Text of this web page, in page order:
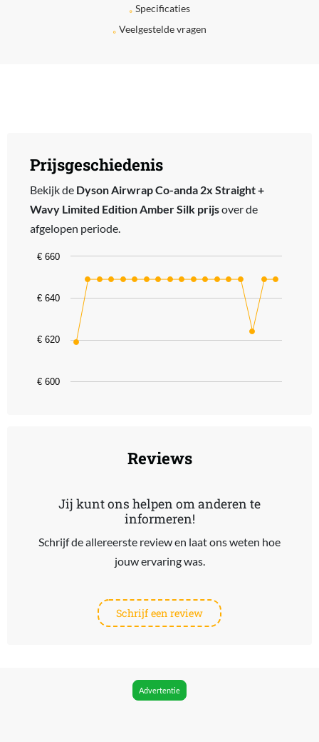
Specificaties
Veelgestelde vragen
Prijsgeschiedenis
Bekijk de Dyson Airwrap Co-anda 2x Straight +
Wavy Limited Edition Amber Silk prijsover de
afgelopen periode.
Chart
Line chart with 18 data points.
The chart has 1 X axis displaying categories.
The chart has 1 Y axis displaying values. Data ranges from 619 to
€ 600
€ 620
€ 640
€ 660
Reviews
Jij kunt ons helpen om anderen te
informeren!
Schrijf de allereerste review en laat ons weten hoe
jouw ervaring was.
Schrijf een review
Advertentie